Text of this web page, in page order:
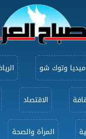
ميديا وتوك شو
الاقتصاد
المرأة والصحة